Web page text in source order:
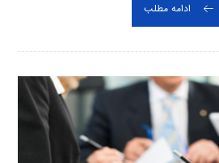
ادامه مطلب